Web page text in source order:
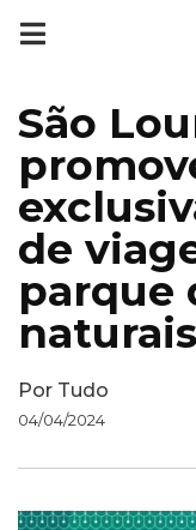
São
de
parque
naturais
Por Tudo
04/04/2024